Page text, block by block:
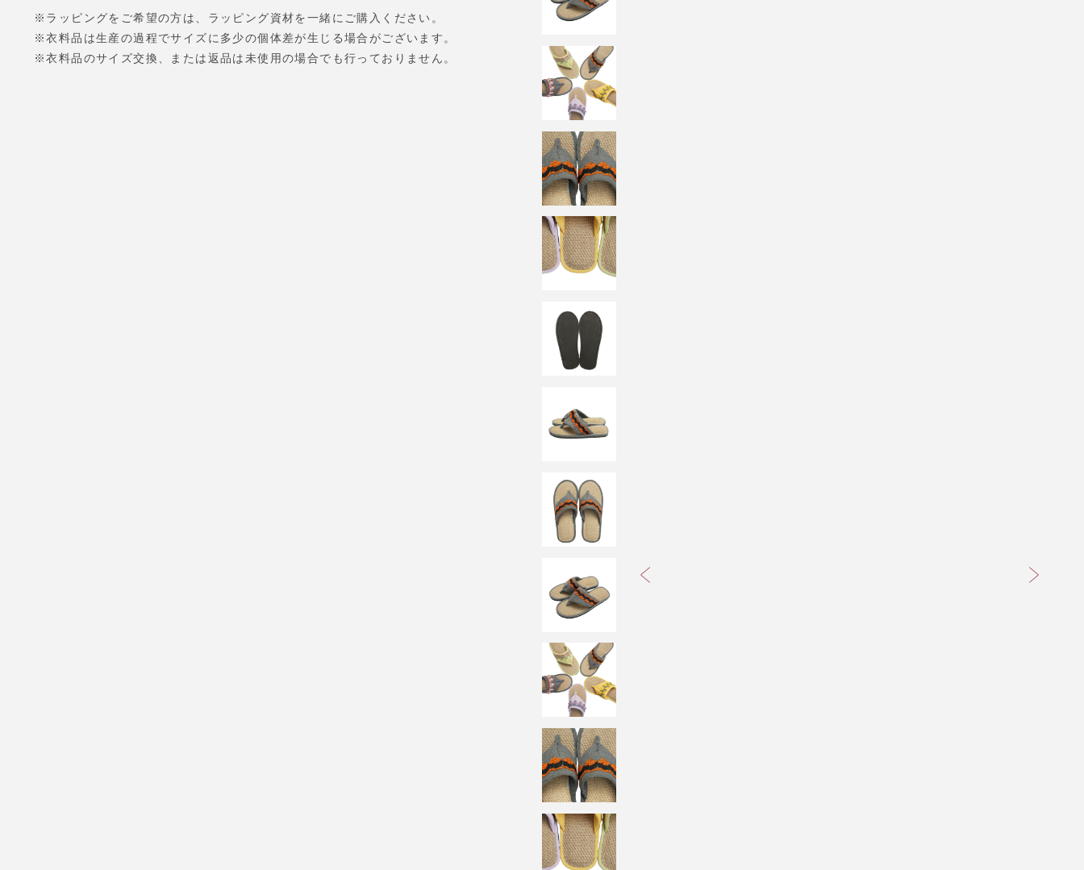
※ラッピングをご希望の方は、ラッピング資材を一緒にご購入ください。
※衣料品は生産の過程でサイズに多少の個体差が生じる場合がございます。
※衣料品のサイズ交換、または返品は未使用の場合でも行っておりません。